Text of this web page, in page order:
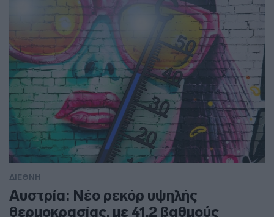
ΔΙΕΘΝΗ
Αυστρία: Νέο ρεκόρ υψηλής
θερμοκρασίας, με 41,2 βαθμούς